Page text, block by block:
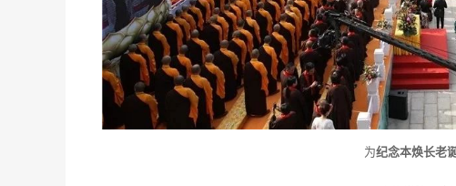
为纪念本焕长老